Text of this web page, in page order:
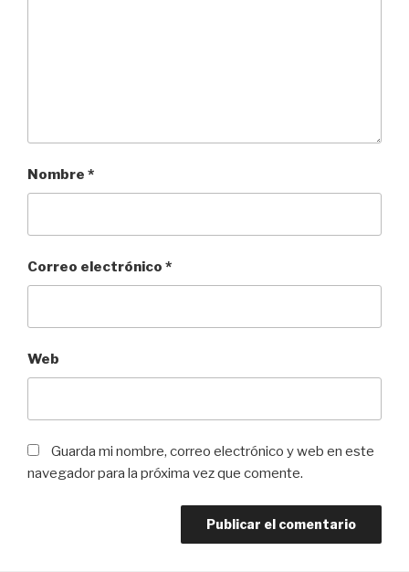
Nombre *
Correo electrónico *
Web
Guarda mi nombre, correo electrónico y web en este
navegador para la próxima vez que comente.